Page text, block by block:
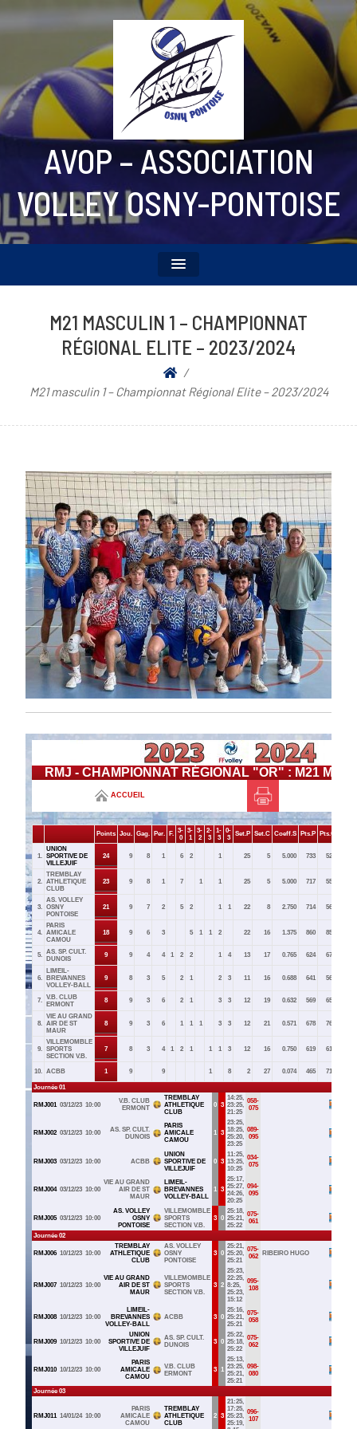
AVOP – ASSOCIATION
VOLLEY OSNY-PONTOISE
M21 MASCULIN 1 – CHAMPIONNAT
RÉGIONAL ELITE – 2023/2024
M21 masculin 1 – Championnat Régional Elite – 2023/2024